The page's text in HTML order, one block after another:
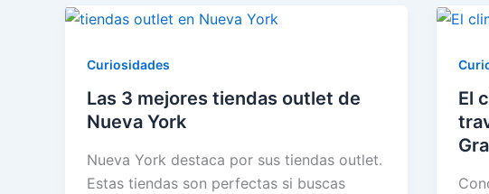
Curiosidades
Las 3 mejores tiendas outlet de
Nueva York
Nueva York destaca por sus tiendas outlet.
Estas tiendas son perfectas si buscas
El